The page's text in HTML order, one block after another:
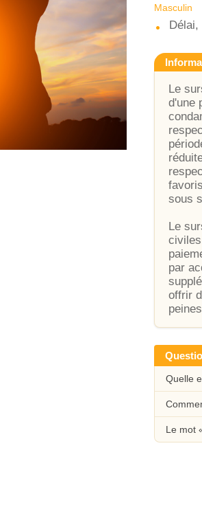
Masculin
Délai,
Le
d'une
sous
Le
par
offrir
Quelle
Le mot